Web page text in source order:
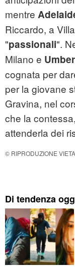
mentre
Riccardo, a
"passionali".
Milano e
cognata per
per la giovane
Gravina, nel
che la
attenderla dei
© RIPRODUZIONE
Di tendenza